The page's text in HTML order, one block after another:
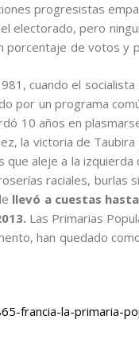
progresistas
electorado, pero
porcentaje de votos y
cuando el
por un programa
10 años en
la victoria de
aleje a la izquierda
raciales, burlas
llevó a cuestas
Las Primarias
han quedado
francia-la-primaria-